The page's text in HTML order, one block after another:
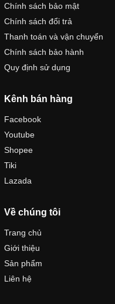
Chính sách bảo mật
Chính sách đổi trả
Thanh toán và vận chuyển
Chính sách bảo hành
Quy định sử dụng
Kênh bán hàng
Facebook
Youtube
Shopee
Tiki
Lazada
Về chúng tôi
Trang chủ
Giới thiệu
Sản phẩm
Liên hệ